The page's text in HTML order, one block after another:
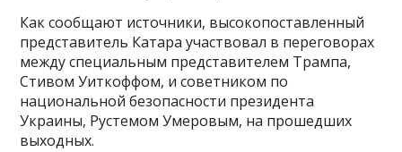
Как сообщают источники, высокопоставленный
представитель Катара участвовал в переговорах
между специальным представителем Трампа,
Стивом Уиткоффом, и советником по
национальной безопасности президента
Украины, Рустемом Умеровым, на прошедших
выходных.